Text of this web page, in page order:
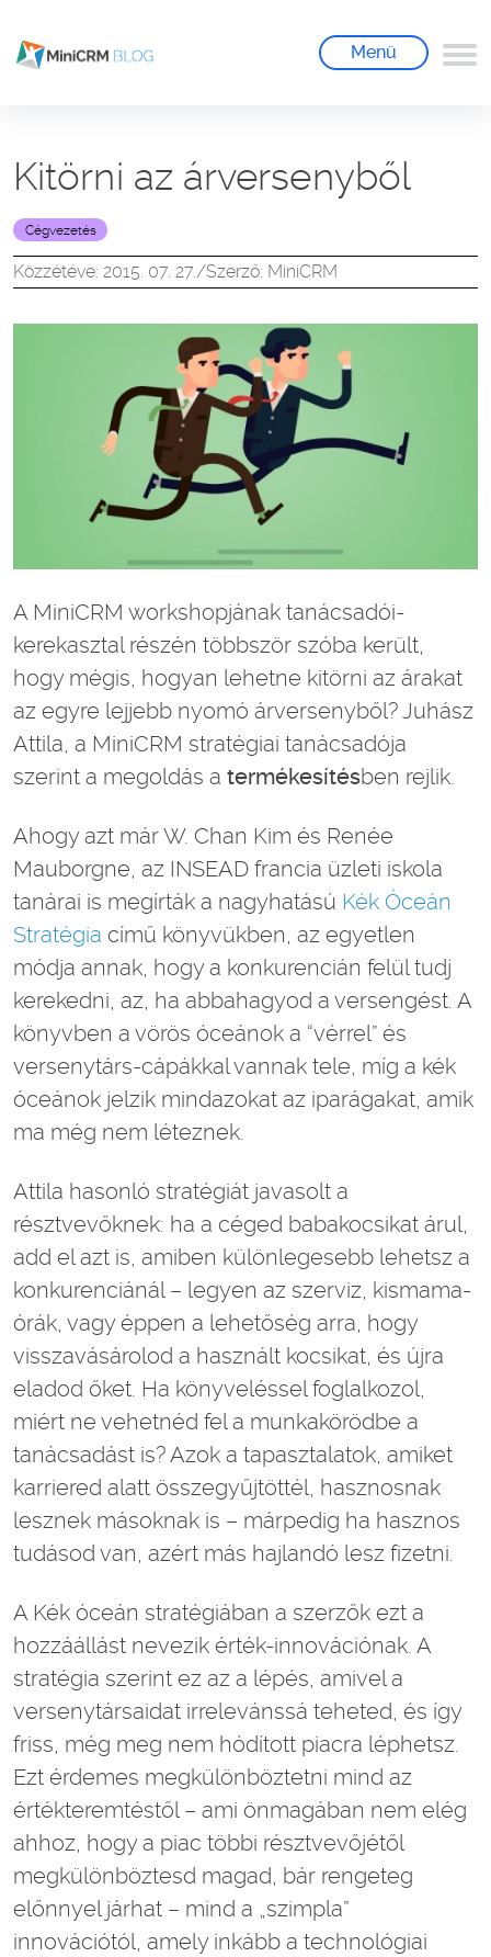
Menü
Kitörni az árversenyből
Cégvezetés
Közzétéve: 2015. 07. 27./Szerző: MiniCRM
A MiniCRM workshopjának tanácsadói-
kerekasztal részén többször szóba került,
hogy mégis, hogyan lehetne kitörni az árakat
az egyre lejjebb nyomó árversenyből? Juhász
Attila, a MiniCRM stratégiai tanácsadója
szerint a megoldás a termékesítésben rejlik.
Ahogy azt már W. Chan Kim és Renée
Mauborgne, az INSEAD francia üzleti iskola
tanárai is megírták a nagyhatású Kék Óceán
Stratégia című könyvükben, az egyetlen
módja annak, hogy a konkurencián felül tudj
kerekedni, az, ha abbahagyod a versengést. A
könyvben a vörös óceánok a “vérrel” és
versenytárs-cápákkal vannak tele, míg a kék
óceánok jelzik mindazokat az iparágakat, amik
ma még nem léteznek.
Attila hasonló stratégiát javasolt a
résztvevőknek: ha a céged babakocsikat árul,
add el azt is, amiben különlegesebb lehetsz a
konkurenciánál – legyen az szerviz, kismama-
órák, vagy éppen a lehetőség arra, hogy
visszavásárolod a használt kocsikat, és újra
eladod őket. Ha könyveléssel foglalkozol,
miért ne vehetnéd fel a munkakörödbe a
tanácsadást is? Azok a tapasztalatok, amiket
karriered alatt összegyűjtöttél, hasznosnak
lesznek másoknak is – márpedig ha hasznos
tudásod van, azért más hajlandó lesz fizetni.
A Kék óceán stratégiában a szerzők ezt a
hozzáállást nevezik érték-innovációnak. A
stratégia szerint ez az a lépés, amivel a
versenytársaidat irrelevánssá teheted, és így
friss, még meg nem hódított piacra léphetsz.
Ezt érdemes megkülönböztetni mind az
értékteremtéstől – ami önmagában nem elég
ahhoz, hogy a piac többi résztvevőjétől
megkülönböztesd magad, bár rengeteg
előnnyel járhat – mind a „szimpla”
innovációtól, amely inkább a technológiai